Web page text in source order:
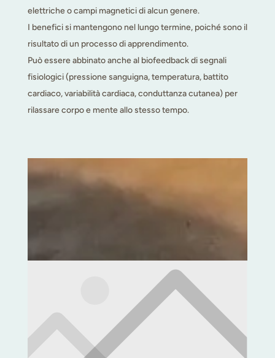
elettriche o campi magnetici di alcun genere.
I benefici si mantengono nel lungo termine, poiché sono il
risultato di un processo di apprendimento.
Può essere abbinato anche al biofeedback di segnali
fisiologici (pressione sanguigna, temperatura, battito
cardiaco, variabilità cardiaca, conduttanza cutanea) per
rilassare corpo e mente allo stesso tempo.